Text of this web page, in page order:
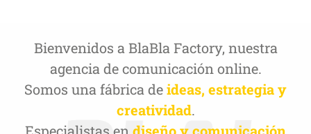
Bienvenidos a BlaBla Factory, nuestra
agencia de comunicación online.
Somos una fábrica deideas, estrategia y
creatividad.